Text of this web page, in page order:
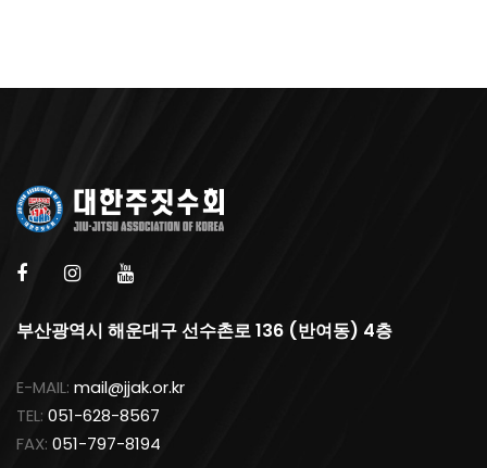
부산광역시 해운대구 선수촌로 136 (반여동) 4층
E-MAIL: mail@jjak.or.kr
TEL: 051-628-8567
FAX: 051-797-8194